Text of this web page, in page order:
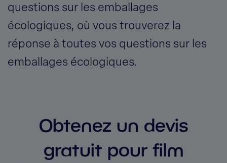
questions sur les emballages
écologiques, où vous trouverez la
réponse à toutes vos questions sur les
emballages écologiques.
Obtenez un devis
gratuit pour film